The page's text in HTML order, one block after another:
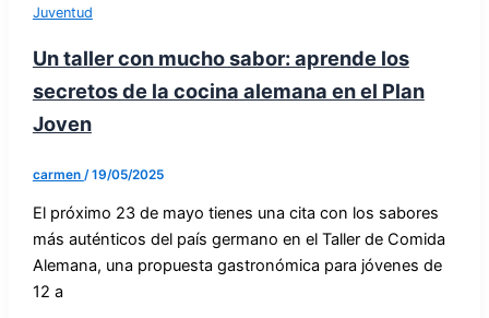
Juventud
Un taller con mucho sabor: aprende los
secretos de la cocina alemana en el Plan
Joven
carmen /19/05/2025
El próximo 23 de mayo tienes una cita con los sabores
más auténticos del país germano en el Taller de Comida
Alemana, una propuesta gastronómica para jóvenes de
12 a